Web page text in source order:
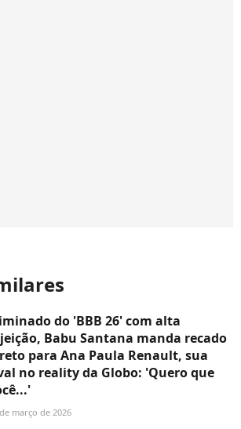
do 'BBB 26' com alta
Babu Santana manda recado
para Ana Paula Renault, sua
no reality da Globo: 'Quero que
março de 2026